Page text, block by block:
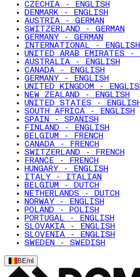
CZECHIA - ENGLISH
DENMARK - ENGLISH
AUSTRIA - GERMAN
SWITZERLAND - GERMAN
GERMANY - GERMAN
INTERNATIONAL - ENGLISH
UNITED ARAB EMIRATES -
AUSTRALIA - ENGLISH
CANADA - ENGLISH
GERMANY - ENGLISH
UNITED KINGDOM -
NEW ZEALAND - ENGLISH
UNITED STATES - ENGLISH
SOUTH AFRICA - ENGLISH
SPAIN - SPANISH
FINLAND - ENGLISH
BELGIUM - FRENCH
CANADA - FRENCH
SWITZERLAND - FRENCH
FRANCE - FRENCH
HUNGARY - ENGLISH
ITALY - ITALIAN
BELGIUM - DUTCH
NETHERLANDS - DUTCH
NORWAY - ENGLISH
POLAND - POLISH
PORTUGAL - ENGLISH
SLOVAKIA - ENGLISH
SLOVENIA - ENGLISH
SWEDEN - SWEDISH
BE/nl